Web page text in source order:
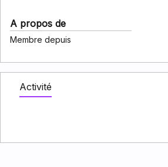
A propos de
Membre depuis
Activité